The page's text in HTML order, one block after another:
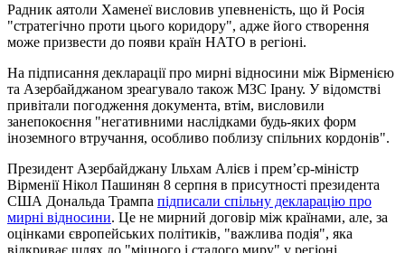
Радник аятоли Хаменеї висловив упевненість, що й Росія
"стратегічно проти цього коридору", адже його створення
може призвести до появи країн НАТО в регіоні.
На підписання декларації про мирні відносини між Вірменією
та Азербайджаном зреагувало також МЗС Ірану. У відомстві
привітали погодження документа, втім, висловили
занепокоєння "негативними наслідками будь-яких форм
іноземного втручання, особливо поблизу спільних кордонів".
Президент Азербайджану Ільхам Алієв і прем’єр-міністр
Вірменії Нікол Пашинян 8 серпня в присутності президента
США Дональда Трампа підписали спільну декларацію про
мирні відносини. Це не мирний договір між країнами, але, за
оцінками європейських політиків, "важлива подія", яка
відкриває шлях до "міцного і сталого миру" у регіоні.